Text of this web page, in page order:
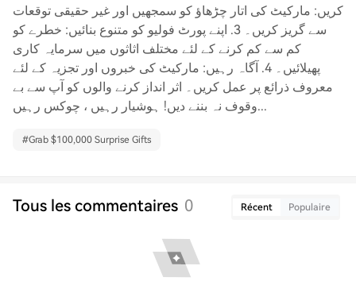
کریں: مارکیٹ کی اتار چڑھاؤ کو سمجھیں اور غیر حقیقی توقعات
سے گریز کریں۔ 3. اپنے پورٹ فولیو کو متنوع بنائیں: خطرے کو
کم سے کم کرنے کے لئے مختلف اثاثوں میں سرمایہ کاری
پھیلائیں۔ 4. آگاہ رہیں: مارکیٹ کی خبروں اور تجزیہ کے لئے
معروف ذرائع پر عمل کریں۔ اثر انداز کرنے والوں کو آپ سے بے
وقوف نہ بننے دیں! ہوشیار رہیں ، چوکس رہیں...
#Grab $100,000 Surprise Gifts
Tous les commentaires 0 Récent Populaire